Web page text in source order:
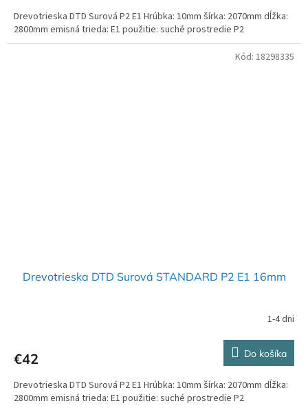
Drevotrieska DTD Surová P2 E1 Hrúbka: 10mm šírka: 2070mm dĺžka:
2800mm emisná trieda: E1 použitie: suché prostredie P2
Drevotrieska DTD Surová STANDARD P2 E1 16mm
1-4 dni
€42 Do košíka
Drevotrieska DTD Surová P2 E1 Hrúbka: 10mm šírka: 2070mm dĺžka:
2800mm emisná trieda: E1 použitie: suché prostredie P2
Kód: 18298335